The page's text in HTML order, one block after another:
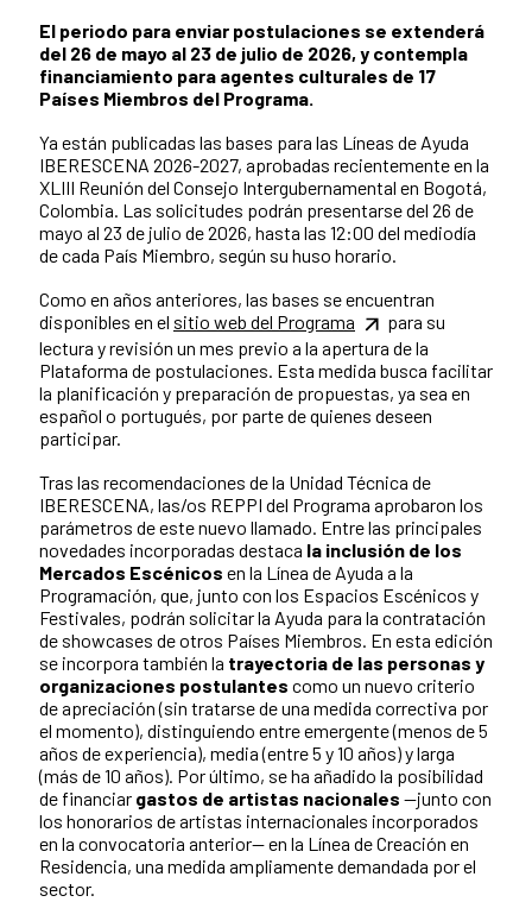
El periodo para enviar postulaciones se extenderá
del 26 de mayo al 23 de julio de 2026, y contempla
financiamiento para agentes culturales de 17
Países Miembros del Programa.
Ya están publicadas las bases para las Líneas de Ayuda
IBERESCENA 2026-2027, aprobadas recientemente en la
XLIII Reunión del Consejo Intergubernamental en Bogotá,
Colombia. Las solicitudes podrán presentarse del 26 de
mayo al 23 de julio de 2026, hasta las 12:00 del mediodía
de cada País Miembro, según su huso horario.
Como en años anteriores, las bases se encuentran
disponibles en el sitio web del Programa
para su
lectura y revisión un mes previo a la apertura de la
Plataforma de postulaciones. Esta medida busca facilitar
la planificación y preparación de propuestas, ya sea en
español o portugués, por parte de quienes deseen
participar.
Tras las recomendaciones de la Unidad Técnica de
IBERESCENA, las/os REPPI del Programa aprobaron los
parámetros de este nuevo llamado. Entre las principales
novedades incorporadas destaca la inclusión de los
Mercados Escénicos en la Línea de Ayuda a la
Programación, que, junto con los Espacios Escénicos y
Festivales, podrán solicitar la Ayuda para la contratación
de showcases de otros Países Miembros. En esta edición
se incorpora también la trayectoria de las personas y
organizaciones postulantes como un nuevo criterio
de apreciación (sin tratarse de una medida correctiva por
el momento), distinguiendo entre emergente (menos de 5
años de experiencia), media (entre 5 y 10 años) y larga
(más de 10 años). Por último, se ha añadido la posibilidad
de financiar gastos de artistas nacionales —junto con
los honorarios de artistas internacionales incorporados
en la convocatoria anterior— en la Línea de Creación en
Residencia, una medida ampliamente demandada por el
sector.